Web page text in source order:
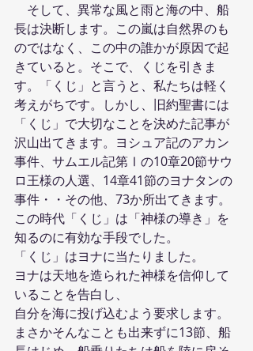
そして、異常な風と雨と海の中、船
長は決断します。この嵐は自然界のも
のではなく、この中の誰かが原因で起
きていると。そこで、くじを引きま
す。「くじ」と言うと、私たちは軽く
考えがちです。しかし、旧約聖書には
「くじ」で大切なことを決めた記事が
沢山出てきます。ヨシュア記のアカン
事件、サムエル記第Ⅰの10章20節サウ
ロ王様の人選、14章41節のヨナタンの
事件・・その他、73か所出てきます。
この時代「くじ」は「神様の導き」を
知るのに有効な手段でした。
「くじ」はヨナに当たりました。
ヨナは天地を造られた神様を信仰して
いることを告白し、
自分を海に投げ込むよう要求します。
まさかそんなことも出来ずに13節、船